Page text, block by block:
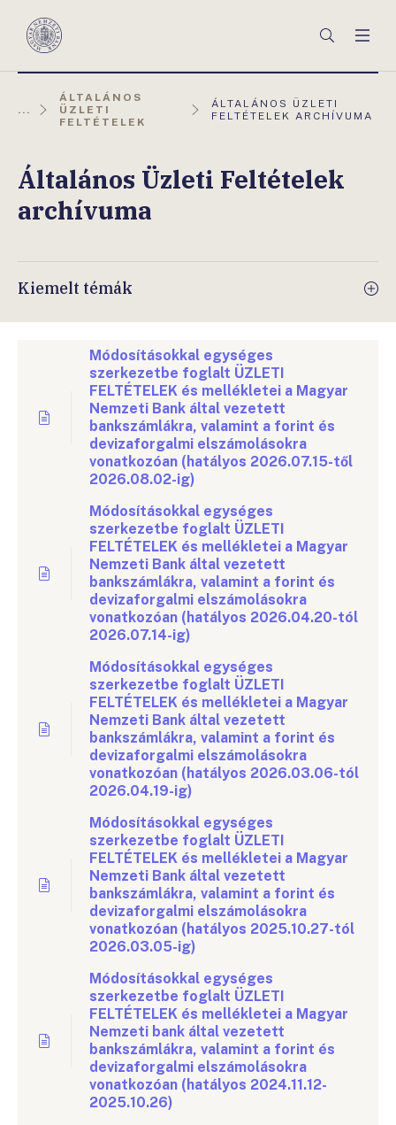
Magyar
Keresés
...
ÁLTALÁNOS
ÜZLETI
FELTÉTELEK
AKTUÁLIS
OLDAL:
ÁLTALÁNOS ÜZLETI
FELTÉTELEK ARCHÍVUMA
Általános Üzleti Feltételek
archívuma
Kiemelt témák
Módosításokkal egységes
szerkezetbe foglalt ÜZLETI
FELTÉTELEK és mellékletei a Magyar
Nemzeti Bank által vezetett
bankszámlákra, valamint a forint és
devizaforgalmi elszámolásokra
vonatkozóan (hatályos 2026.07.15-től
2026.08.02-ig)
Módosításokkal egységes
szerkezetbe foglalt ÜZLETI
FELTÉTELEK és mellékletei a Magyar
Nemzeti Bank által vezetett
bankszámlákra, valamint a forint és
devizaforgalmi elszámolásokra
vonatkozóan (hatályos 2026.04.20-tól
2026.07.14-ig)
Módosításokkal egységes
szerkezetbe foglalt ÜZLETI
FELTÉTELEK és mellékletei a Magyar
Nemzeti Bank által vezetett
bankszámlákra, valamint a forint és
devizaforgalmi elszámolásokra
vonatkozóan (hatályos 2026.03.06-tól
2026.04.19-ig)
Módosításokkal egységes
szerkezetbe foglalt ÜZLETI
FELTÉTELEK és mellékletei a Magyar
Nemzeti Bank által vezetett
bankszámlákra, valamint a forint és
devizaforgalmi elszámolásokra
vonatkozóan (hatályos 2025.10.27-tól
2026.03.05-ig)
Módosításokkal egységes
szerkezetbe foglalt ÜZLETI
FELTÉTELEK és mellékletei a Magyar
Nemzeti bank által vezetett
bankszámlákra, valamint a forint és
devizaforgalmi elszámolásokra
vonatkozóan (hatályos 2024.11.12-
2025.10.26)